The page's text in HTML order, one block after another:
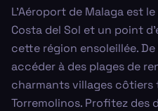
L'Aéroport de Malaga est
Costa del Sol et un point
cette région ensoleillée.
accéder à des plages de
charmants villages côtiers
Torremolinos. Profitez des